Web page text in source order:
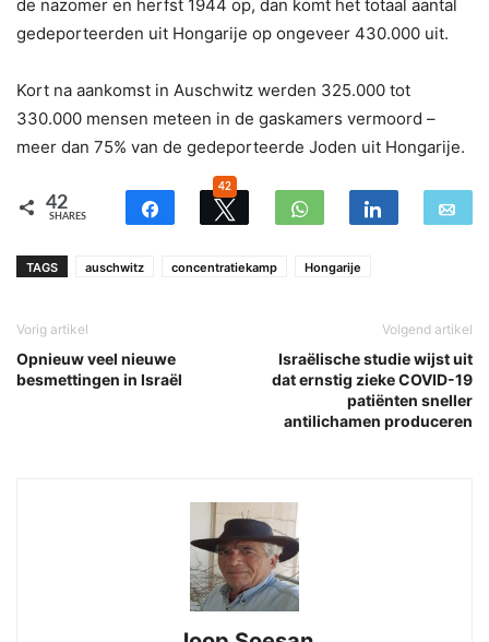
de nazomer en herfst 1944 op, dan komt het totaal aantal
gedeporteerden uit Hongarije op ongeveer 430.000 uit.
Kort na aankomst in Auschwitz werden 325.000 tot
330.000 mensen meteen in de gaskamers vermoord –
meer dan 75% van de gedeporteerde Joden uit Hongarije.
42
SHARES
42
TAGS auschwitz concentratiekamp Hongarije
Vorig artikel
Opnieuw veel nieuwe
besmettingen in Israël
Volgend artikel
Israëlische studie wijst uit
dat ernstig zieke COVID-19
patiënten sneller
antilichamen produceren